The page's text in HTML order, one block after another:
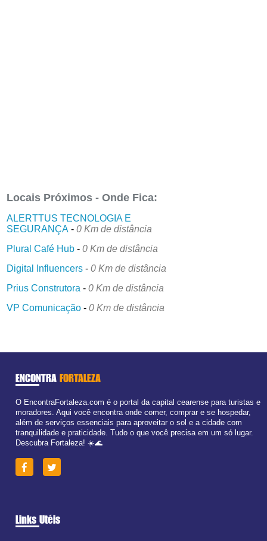
Locais Próximos - Onde Fica:
ALERTTUS TECNOLOGIA E
SEGURANÇA -0 Km de distância
Plural Café Hub -0 Km de distância
Digital Influencers -0 Km de distância
Prius Construtora -0 Km de distância
VP Comunicação -0 Km de distância
ENCONTRA FORTALEZA
O EncontraFortaleza.com é o portal da capital cearense para turistas e
moradores. Aqui você encontra onde comer, comprar e se hospedar,
além de serviços essenciais para aproveitar o sol e a cidade com
tranquilidade e praticidade. Tudo o que você precisa em um só lugar.
Descubra Fortaleza! ☀️🌊
Links Utéis